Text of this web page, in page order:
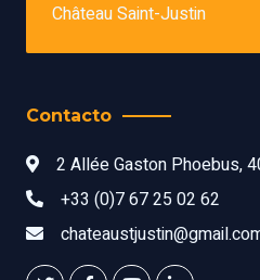
Château Saint-Justin
Contacto
2 Allée Gaston Phoebus,
+33 (0)7 67 25 02 62